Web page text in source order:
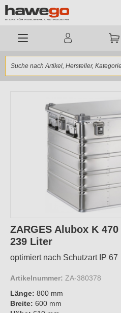
ZARGES Alubox K
239 Liter
optimiert nach Schutzart IP 67
Artikelnummer: ZA-380378
Länge: 800 mm
Breite: 600 mm